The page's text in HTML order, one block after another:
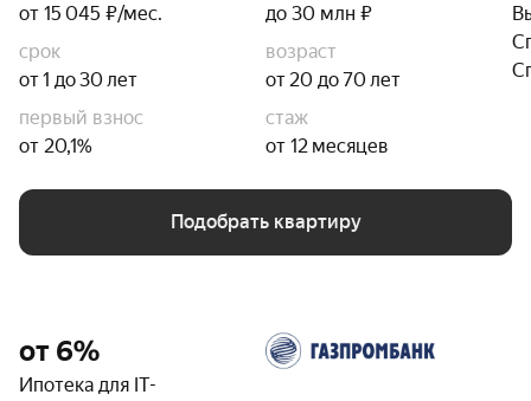
от 15 045 ₽/мес.
до 30 млн ₽
срок
от 1 до 30 лет
возраст
от 20 до 70 лет
первый взнос
от 20,1%
стаж
от 12 месяцев
Подобрать квартиру
от 6%
Ипотека для IT-